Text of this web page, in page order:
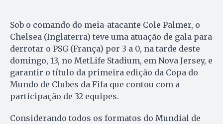
Sob o comando do meia-atacante Cole Palmer, o
Chelsea (Inglaterra) teve uma atuação de gala para
derrotar o PSG (França) por 3 a 0, na tarde deste
domingo, 13, no MetLife Stadium, em Nova Jersey, e
garantir o título da primeira edição da Copa do
Mundo de Clubes da Fifa que contou com a
participação de 32 equipes.
Considerando todos os formatos do Mundial de